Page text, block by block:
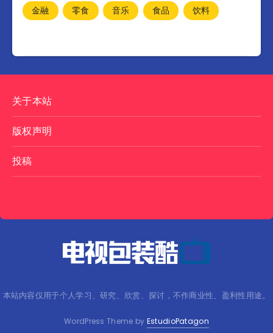
金融
零食 音乐 食品 饮料
关于本站
版权声明
投稿
本站内容仅用于个人学习、研究、欣赏、探讨，不作商业性、盈利性用途。
WordPress Theme by EstudioPatagon